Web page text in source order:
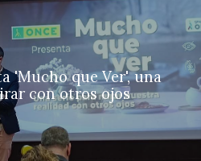
'Mucho que Ver', una
con otros ojos